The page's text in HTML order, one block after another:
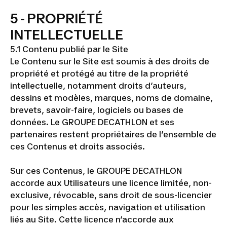
5 - PROPRIÉTÉ
INTELLECTUELLE
5.1 Contenu publié par le Site
Le Contenu sur le Site est soumis à des droits de
propriété et protégé au titre de la propriété
intellectuelle, notamment droits d’auteurs,
dessins et modèles, marques, noms de domaine,
brevets, savoir-faire, logiciels ou bases de
données. Le GROUPE DECATHLON et ses
partenaires restent propriétaires de l’ensemble de
ces Contenus et droits associés.
Sur ces Contenus, le GROUPE DECATHLON
accorde aux Utilisateurs une licence limitée, non-
exclusive, révocable, sans droit de sous-licencier
pour les simples accès, navigation et utilisation
liés au Site. Cette licence n’accorde aux